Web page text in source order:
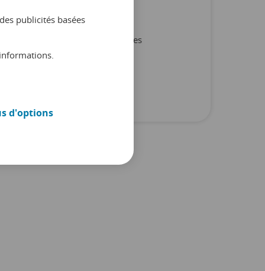
Produit et partenaires
publicités basées
d'options